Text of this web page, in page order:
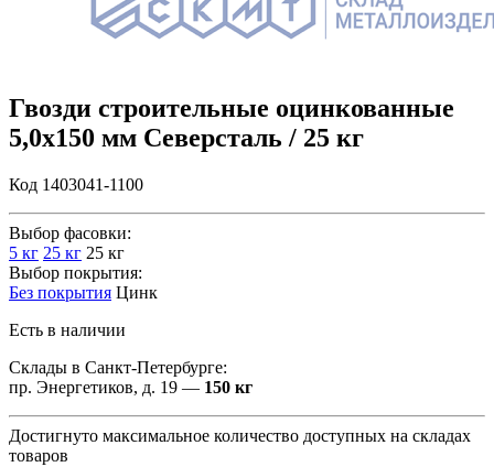
Гвозди строительные оцинкованные
5,0х150 мм Северсталь / 25 кг
Код 1403041-1100
Выбор фасовки:
5 кг 25 кг 25 кг
Выбор покрытия:
Без покрытия Цинк
Есть в наличии
Склады в Санкт-Петербурге:
пр. Энергетиков, д. 19 — 150 кг
Достигнуто максимальное количество доступных на складах
товаров